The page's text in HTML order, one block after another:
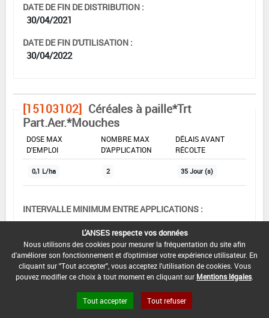
DATE DE FIN DE DISTRIBUTION :
30/04/2021
DATE DE FIN D'UTILISATION :
30/04/2022
[15103102] Céréales à paille*Trt
Part.Aer.*Mouches
DOSE MAX
D'EMPLOI
NOMBRE MAX
D'APPLICATION
DÉLAIS AVANT
RÉCOLTE
0,1 L/ha 2 35 Jour (s)
INTERVALLE MINIMUM ENTRE APPLICATIONS :
-
DATE DE RETRAIT DE L'USAGE :
31/10/2020
DATE DE FIN DE DISTRIBUTION :
L'ANSES respecte vos données
Nous utilisons des cookies pour mesurer la fréquentation du site afin
d'améliorer son fonctionnement et d'optimiser votre expérience utilisateur. En
cliquant sur "Tout accepter", vous acceptez l'utilisation de cookies. Vous
pouvez modifier ce choix à tout moment en cliquant sur Mentions légales
Tout accepter Tout refuser